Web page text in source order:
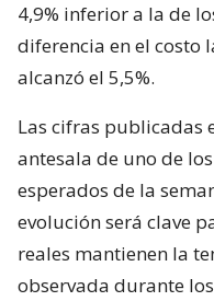
4,9% inferior a la de
diferencia en el
alcanzó el 5,5%.
Las cifras publicadas
antesala de uno de
esperados de la
evolución será clave
reales mantienen la
observada durante